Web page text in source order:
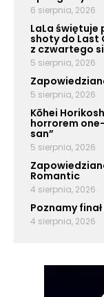
6 sierpnia, 2026
LaLa świętuje
shoty do Last
z czwartego
5 sierpnia, 2026
5 sierpnia, 2026
Kōhei
horrorem
san”
5 sierpnia, 2026
Romantic
4 sierpnia, 2026
Poznamy
4 sierpnia, 2026